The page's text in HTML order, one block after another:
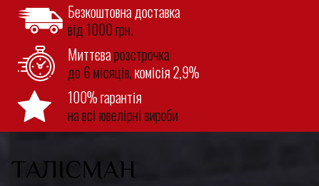
Безкоштовна доставка
від 1000 грн.
Миттєварозстрочка
до 6 місяців,комісія 2,9%
100% гарантія
на всі ювелірні вироби